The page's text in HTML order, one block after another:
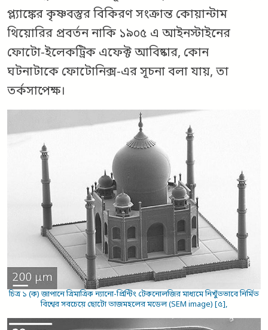
প্ল্যাঙ্কের কৃষ্ণবস্তুর বিকিরণ সংক্রান্ত কোয়ান্টাম
থিয়োরির প্রবর্তন নাকি ১৯০৫ এ আইনস্টাইনের
ফোটো-ইলেকট্রিক এফেক্ট আবিষ্কার, কোন
ঘটনাটাকে ফোটোনিক্স-এর সূচনা বলা যায়, তা
তর্কসাপেক্ষ।
চিত্র ১ (ক) জাপানে ত্রিমাত্রিক ন্যানো-প্রিন্টিং টেকনোলজির মাধ্যমে নিখুঁতভাবে নির্মিত
বিশ্বের সবচেয়ে ছোটো তাজমহলের মডেল (SEM image) [৫],